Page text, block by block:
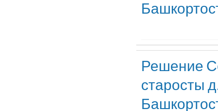
Решение
старосты